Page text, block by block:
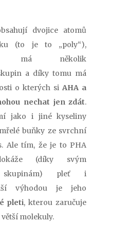
dvojice atomů
(to je to „poly“),
má několik
a díky tomu má
o kterých siAHA a
nechat jen zdát.
jako i jiné kyseliny
buňky ze svrchní
Ale tím, že je to PHA
(díky svým
skupinám) pleť i
výhodou je jeho
pleti, kterou zaručuje
molekuly.